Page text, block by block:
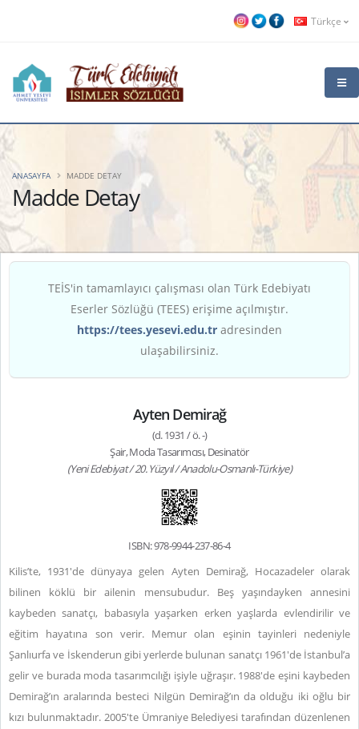
Türkçe
Madde Detay
ANASAYFA MADDE DETAY
TEİS'in tamamlayıcı çalışması olan Türk Edebiyatı
Eserler Sözlüğü (TEES) erişime açılmıştır.
https://tees.yesevi.edu.tr adresinden
ulaşabilirsiniz.
Ayten Demirağ
(d. 1931 / ö. -)
Şair, Moda Tasarımcısı, Desinatör
(Yeni Edebiyat / 20. Yüzyıl / Anadolu-Osmanlı-Türkiye)
ISBN: 978-9944-237-86-4
Kilis’te, 1931'de dünyaya gelen Ayten Demirağ, Hocazadeler olarak
bilinen köklü bir ailenin mensubudur. Beş yaşındayken annesini
kaybeden sanatçı, babasıyla yaşarken erken yaşlarda evlendirilir ve
eğitim hayatına son verir. Memur olan eşinin tayinleri nedeniyle
Şanlıurfa ve İskenderun gibi yerlerde bulunan sanatçı 1961'de İstanbul’a
gelir ve burada moda tasarımcılığı işiyle uğraşır. 1988'de eşini kaybeden
Demirağ’ın aralarında besteci Nilgün Demirağ’ın da olduğu iki oğlu bir
kızı bulunmaktadır. 2005'te Ümraniye Belediyesi tarafından düzenlenen